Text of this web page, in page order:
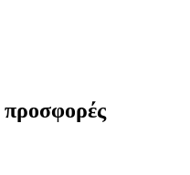
προσφορές